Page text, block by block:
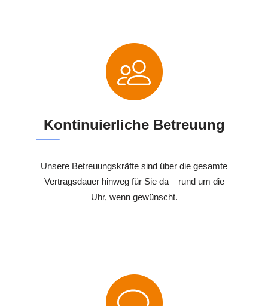
Kontinuierliche Betreuung
Unsere Betreuungskräfte sind über die gesamte
Vertragsdauer hinweg für Sie da – rund um die
Uhr, wenn gewünscht.